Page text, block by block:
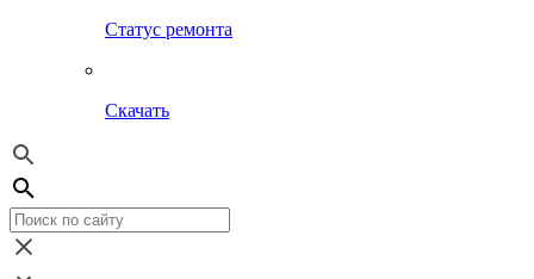
Статус ремонта
Скачать